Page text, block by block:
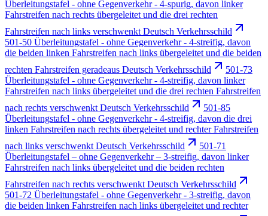
Überleitungstafel - ohne Gegenverkehr - 4-spurig, davon linker
Fahrstreifen nach rechts übergeleitet und die drei rechten
Fahrstreifen nach links verschwenkt Deutsch Verkehrsschild
501-50 Überleitungstafel - ohne Gegenverkehr - 4-streifig, davon
die beiden linken Fahrstreifen nach links übergeleitet und die beiden
rechten Fahrstreifen geradeaus Deutsch Verkehrsschild
501-73
Überleitungstafel - ohne Gegenverkehr - 4-streifig, davon linker
Fahrstreifen nach links übergeleitet und die drei rechten Fahrstreifen
nach rechts verschwenkt Deutsch Verkehrsschild
501-85
Überleitungstafel - ohne Gegenverkehr - 4-streifig, davon die drei
linken Fahrstreifen nach rechts übergeleitet und rechter Fahrstreifen
nach links verschwenkt Deutsch Verkehrsschild
501-71
Überleitungstafel – ohne Gegenverkehr – 3-streifig, davon linker
Fahrstreifen nach links übergeleitet und die beiden rechten
Fahrstreifen nach rechts verschwenkt Deutsch Verkehrsschild
501-72 Überleitungstafel - ohne Gegenverkehr - 3-streifig, davon
die beiden linken Fahrstreifen nach links übergeleitet und rechter